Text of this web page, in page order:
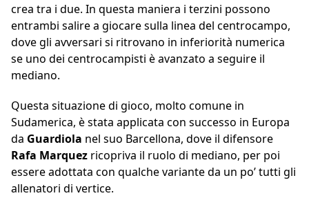
crea tra i due. In questa maniera i terzini possono
entrambi salire a giocare sulla linea del centrocampo,
dove gli avversari si ritrovano in inferiorità numerica
se uno dei centrocampisti è avanzato a seguire il
mediano.
Questa situazione di gioco, molto comune in
Sudamerica, è stata applicata con successo in Europa
da Guardiola nel suo Barcellona, dove il difensore
Rafa Marquez ricopriva il ruolo di mediano, per poi
essere adottata con qualche variante da un po’ tutti gli
allenatori di vertice.